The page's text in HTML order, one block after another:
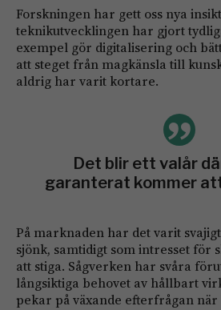
Forskningen har gett oss nya
teknikutvecklingen har gjort
exempel gör digitalisering och
att steget från magkänsla till
aldrig har varit kortare.
Det blir ett valår
garanterat kommer
På marknaden har det varit
sjönk, samtidigt som intresset för
att stiga. Sågverken har svåra
långsiktiga behovet av hållbart
pekar på växande efterfrågan